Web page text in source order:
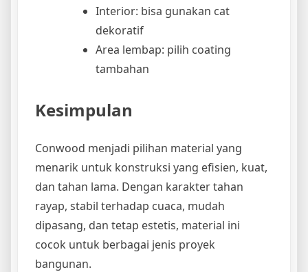
Interior: bisa gunakan cat
dekoratif
Area lembap: pilih coating
tambahan
Kesimpulan
Conwood menjadi pilihan material yang
menarik untuk konstruksi yang efisien, kuat,
dan tahan lama. Dengan karakter tahan
rayap, stabil terhadap cuaca, mudah
dipasang, dan tetap estetis, material ini
cocok untuk berbagai jenis proyek
bangunan.